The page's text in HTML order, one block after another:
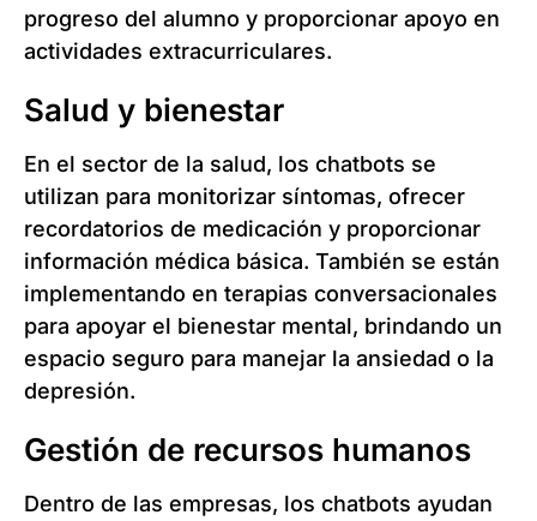
progreso del alumno y proporcionar apoyo en
actividades extracurriculares.
Salud y bienestar
En el sector de la salud, los chatbots se
utilizan para monitorizar síntomas, ofrecer
recordatorios de medicación y proporcionar
información médica básica. También se están
implementando en terapias conversacionales
para apoyar el bienestar mental, brindando un
espacio seguro para manejar la ansiedad o la
depresión.
Gestión de recursos humanos
Dentro de las empresas, los chatbots ayudan